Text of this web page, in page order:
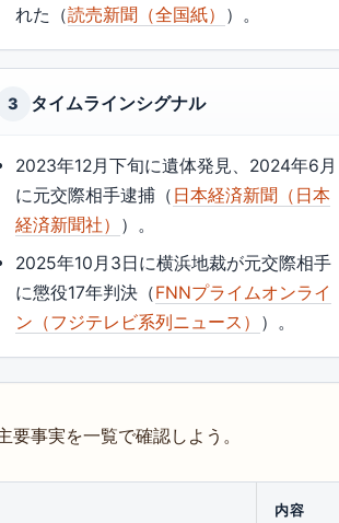
れた（読売新聞（全国紙） ）。
3 タイムラインシグナル
2023年12月下旬に遺体発見、2024年6月
に元交際相手逮捕（ 日本経済新聞（日本
経済新聞社） ）。
2025年10月3日に横浜地裁が元交際相手
に懲役17年判決（FNNプライムオンライ
ン（フジテレビ系列ニュース） ）。
要事実を一覧で確認しよう。
内容